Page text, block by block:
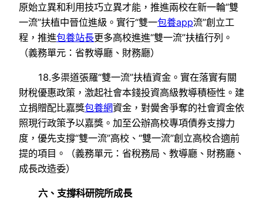
原始立異和利用技巧立異才能，推進兩校在新一輪“雙
一流”扶植中晉位進級。實行“雙一包養app流”創立工
程，推進包養站長更多高校進進“雙一流”扶植行列。
（義務單元：省教導廳、財務廳）
18.多渠道張羅“雙一流”扶植資金。實在落實有關
財稅優惠政策，激起社會本錢投資高級教導積極性。建
立捐贈配比嘉獎包養網資金，對黌舍爭奪的社會資金依
照現行政策予以嘉獎。加至公辦高校專項債券支撐力
度，優先支撐“雙一流”高校、“雙一流”創立高校合適前
提的項目。（義務單元：省稅務局、教導廳、財務廳、
成長改造委）
六、支撐科研院所成長